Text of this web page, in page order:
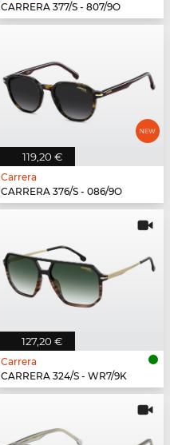
CARRERA 377/S - 807/9O
119,20 €
Carrera
CARRERA 376/S - 086/9O
127,20 €
Carrera
CARRERA 324/S - WR7/9K